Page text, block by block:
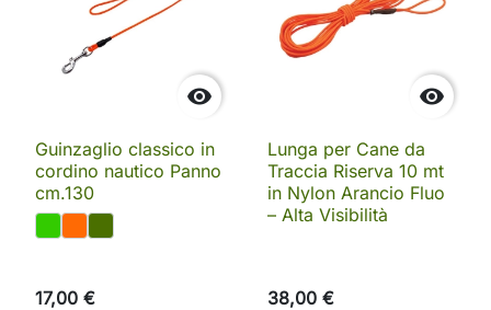

Guinzaglio classico in
cordino nautico Panno
cm.130
17,00 €

Lunga per Cane da
Traccia Riserva 10 mt
in Nylon Arancio Fluo
– Alta Visibilità
38,00 €